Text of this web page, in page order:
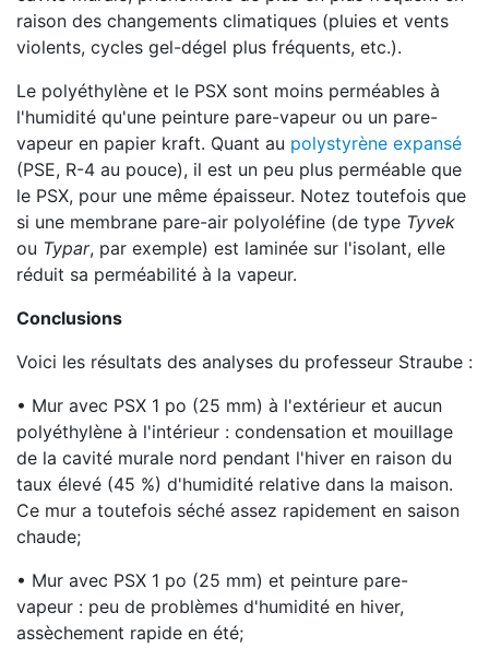
raison des changements climatiques (pluies et vents
violents, cycles gel-dégel plus fréquents, etc.).
Le polyéthylène et le PSX sont moins perméables à
l'humidité qu'une peinture pare-vapeur ou un pare-
vapeur en papier kraft. Quant au polystyrène expansé
(PSE, R-4 au pouce), il est un peu plus perméable que
le PSX, pour une même épaisseur. Notez toutefois que
si une membrane pare-air polyoléfine (de type Tyvek
ou Typar, par exemple) est laminée sur l'isolant, elle
réduit sa perméabilité à la vapeur.
Conclusions
Voici les résultats des analyses du professeur Straube :
• Mur avec PSX 1 po (25 mm) à l'extérieur et aucun
polyéthylène à l'intérieur : condensation et mouillage
de la cavité murale nord pendant l'hiver en raison du
taux élevé (45 %) d'humidité relative dans la maison.
Ce mur a toutefois séché assez rapidement en saison
chaude;
• Mur avec PSX 1 po (25 mm) et peinture pare-
vapeur : peu de problèmes d'humidité en hiver,
assèchement rapide en été;